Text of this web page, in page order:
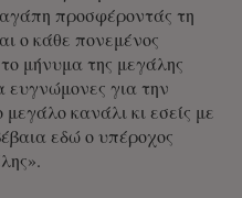
προσφέροντάς τη
ο κάθε πονεμένος
μήνυμα της μεγάλης
ευγνώμονες για την
κανάλι κι εσείς με
εδώ ο υπέροχος